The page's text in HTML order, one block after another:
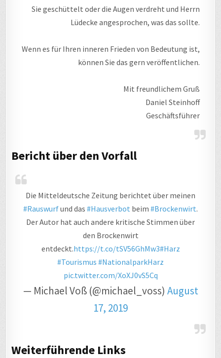
Sie geschüttelt oder die Augen verdreht und Herrn
Lüdecke angesprochen, was das sollte.
Wenn es für Ihren inneren Frieden von Bedeutung ist,
können Sie das gern veröffentlichen.
Mit freundlichem Gruß
Daniel Steinhoff
Geschäftsführer
Bericht über den Vorfall
Die Mitteldeutsche Zeitung berichtet über meinen
#Rauswurfund das #Hausverbot beim #Brockenwirt.
Der Autor hat auch andere kritische Stimmen über
den Brockenwirt
entdeckt.https://t.co/tSV56GhMw3#Harz
#Tourismus #NationalparkHarz
pic.twitter.com/XoXJ0vS5Cq
— Michael Voß (@michael_voss) August
17, 2019
Weiterführende Links